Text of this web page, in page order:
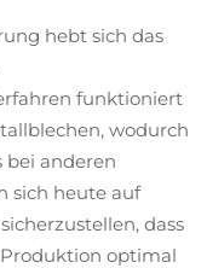
hebt sich das
funktioniert
wodurch
anderen
sich heute auf
dass
optimal